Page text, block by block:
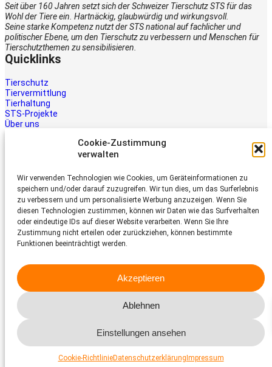
Cookie-Zustimmung
verwalten
Wir verwenden Technologien wie Cookies, um Geräteinformationen zu
speichern und/oder darauf zuzugreifen. Wir tun dies, um das Surferlebnis
zu verbessern und um personalisierte Werbung anzuzeigen. Wenn Sie
diesen Technologien zustimmen, können wir Daten wie das Surfverhalten
oder eindeutige IDs auf dieser Website verarbeiten. Wenn Sie Ihre
Zustimmung nicht erteilen oder zurückziehen, können bestimmte
Funktionen beeinträchtigt werden.
Akzeptieren
Ablehnen
Einstellungen ansehen
Cookie-RichtlinieDatenschutzerklärung Impressum
Seit über 160 Jahren setzt sich der Schweizer Tierschutz STS für das
Wohl der Tiere ein. Hartnäckig, glaubwürdig und wirkungsvoll.
Seine starke Kompetenz nutzt der STS national auf fachlicher und
politischer Ebene, um den Tierschutz zu verbessern und Menschen für
Tierschutzthemen zu sensibilisieren.
Quicklinks
Tierschutz
Tiervermittlung
Tierhaltung
STS-Projekte
Über uns
Tiere brauchen Hilfe – auch Ihre.
Unterstützen Sie die Arbeit des
Schweizer Tierschutz STS.
Jetzt spenden
Schweizer Tierschutz STS
CH-4053 Basel
sts@tierschutz.com
Instagram
© 2026 Schweizer Tierschutz STS
ImpressumDatenschutzCookies-Richtlinien